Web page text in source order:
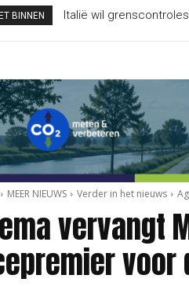
BINNEN Extra maatregelen
MEER NIEUWS Verder in het nieuws
vervangt
voor